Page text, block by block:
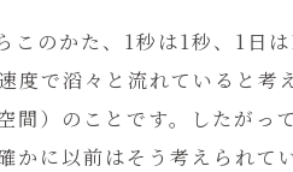
このかた、1秒は1秒、1日
で滔々と流れていると考
）のことです。したがっ
に以前はそう考えられて